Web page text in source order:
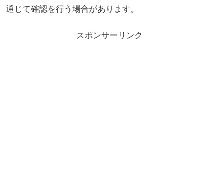
通じて確認を行う場合があります。
スポンサーリンク